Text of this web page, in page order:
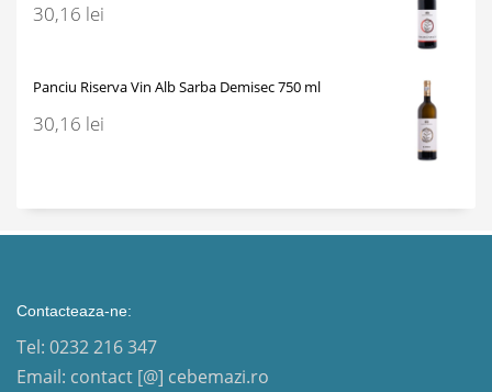
30,16 lei
Panciu Riserva Vin Alb Sarba Demisec 750 ml
30,16 lei
Contacteaza-ne:
Tel: 0232 216 347
Email: contact [@] cebemazi.ro